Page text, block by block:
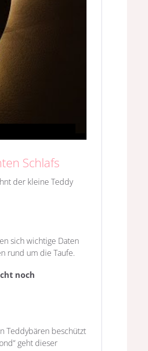
Schlafs
der kleine Teddy
sich wichtige Daten
rund um die Taufe.
noch
Teddybären beschützt
geht dieser